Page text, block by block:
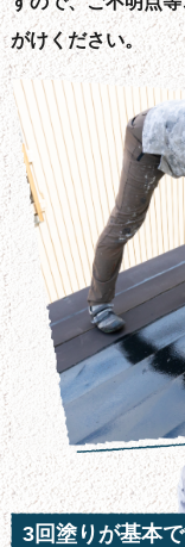
がけください。
3回塗りが基本